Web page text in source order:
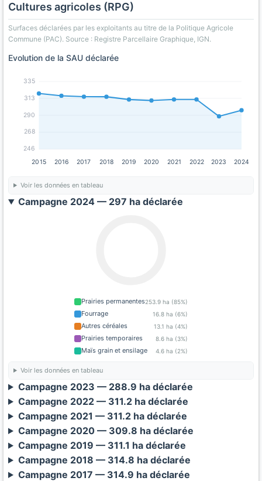
Cultures agricoles (RPG)
Surfaces déclarées par les exploitants au titre de la Politique Agricole
Commune (PAC). Source : Registre Parcellaire Graphique, IGN.
Evolution de la SAU déclarée
246
268
290
313
335
2015 2016 2017 2018 2019 2020 2021 2022 2023 2024
Voir les données en tableau
Campagne 2024 — 297 ha déclarée
Prairies permanentes253.9 ha (85%)
Fourrage 16.8 ha (6%)
Autres céréales 13.1 ha (4%)
Prairies temporaires 8.6 ha (3%)
Maïs grain et ensilage 4.6 ha (2%)
Voir les données en tableau
Campagne 2023 — 288.9 ha déclarée
Campagne 2022 — 311.2 ha déclarée
Campagne 2021 — 311.2 ha déclarée
Campagne 2020 — 309.8 ha déclarée
Campagne 2019 — 311.1 ha déclarée
Campagne 2018 — 314.8 ha déclarée
Campagne 2017 — 314.9 ha déclarée